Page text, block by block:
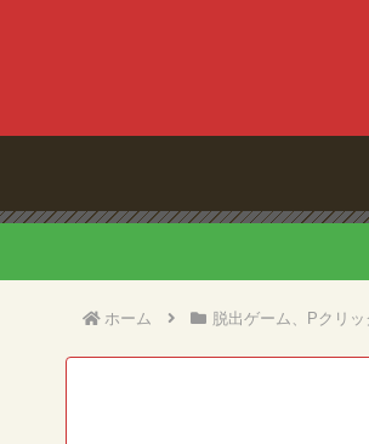
ホーム 脱出ゲーム、Pクリッ